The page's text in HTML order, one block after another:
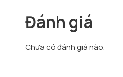
Đánh giá
Chưa có đánh giá nào.